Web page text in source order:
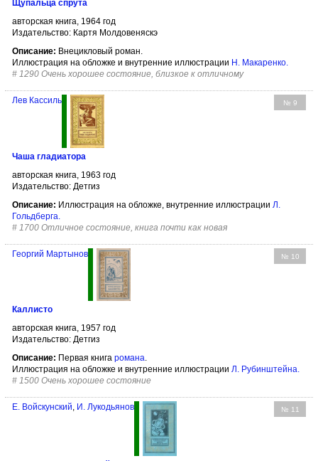
Щупальца спрута
авторская книга, 1964 год
Издательство: Картя Молдовеняскэ
Описание: Внецикловый роман.
Иллюстрация на обложке и внутренние иллюстрации Н. Макаренко.
# 1290 Очень хорошее состояние, близкое к отличному
№ 9
Лев Кассиль
Чаша гладиатора
авторская книга, 1963 год
Издательство: Детгиз
Описание: Иллюстрация на обложке, внутренние иллюстрации Л.
Гольдберга.
# 1700 Отличное состояние, книга почти как новая
№ 10
Георгий Мартынов
Каллисто
авторская книга, 1957 год
Издательство: Детгиз
Описание: Первая книга романа
Иллюстрация на обложке и внутренние иллюстрации Л. Рубинштейна
# 1500 Очень хорошее состояние
№ 11
Е. Войскунский И. Лукодьянов